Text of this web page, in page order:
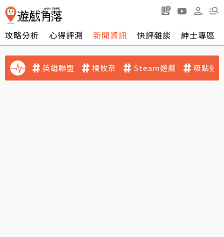
攻略分析 心得評測 新聞資訊 快評雜談 紳士專區
英雄聯盟 橘攸奈 Steam遊戲 吸點迷